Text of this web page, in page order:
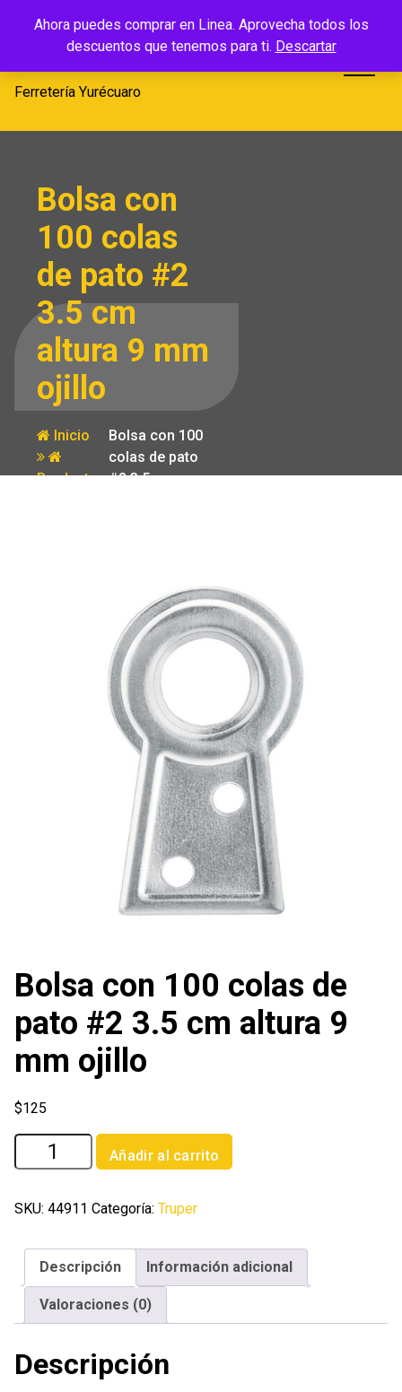
Ahora puedes comprar en Linea. Aprovecha todos los
descuentos que tenemos para ti. Descartar
Ferretería
Yurécuaro
Ferretería Yurécuaro
Bolsa con
100 colas
de pato #2
3.5 cm
altura 9 mm
ojillo
Inicio
Producto
Bolsa con 100
colas de pato
#2 3.5 cm
Bolsa con 100 colas de
pato #2 3.5 cm altura 9
mm ojillo
$125
Bolsa
con
colas
pato
3.5
9
mm
Añadir al carrito
SKU: 44911 Categoría: Truper
Descripción Información adicional
Valoraciones (0)
Descripción